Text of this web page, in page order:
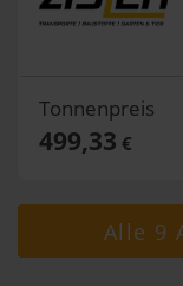
Tonnenpreis
499,33 €
Alle 9